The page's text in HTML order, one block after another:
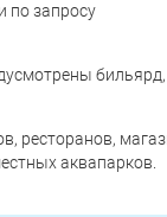
по запросу
бильярд,
ресторанов,
аквапарков.